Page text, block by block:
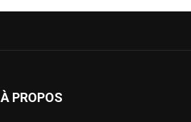
À PROPOS